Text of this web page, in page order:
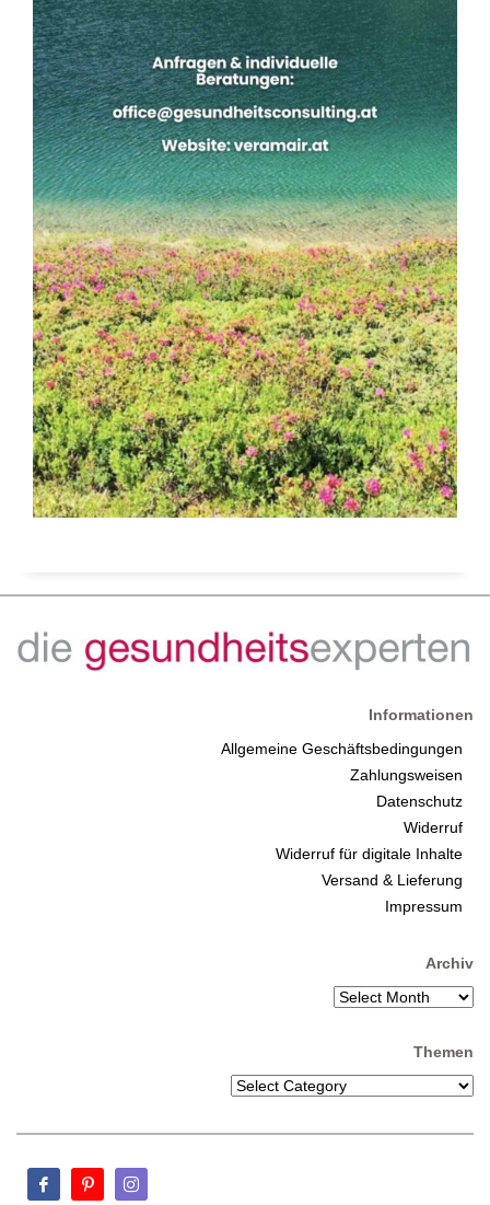
Informationen
Allgemeine Geschäftsbedingungen
Zahlungsweisen
Datenschutz
Widerruf
Widerruf für digitale Inhalte
Versand & Lieferung
Impressum
Archiv
Themen